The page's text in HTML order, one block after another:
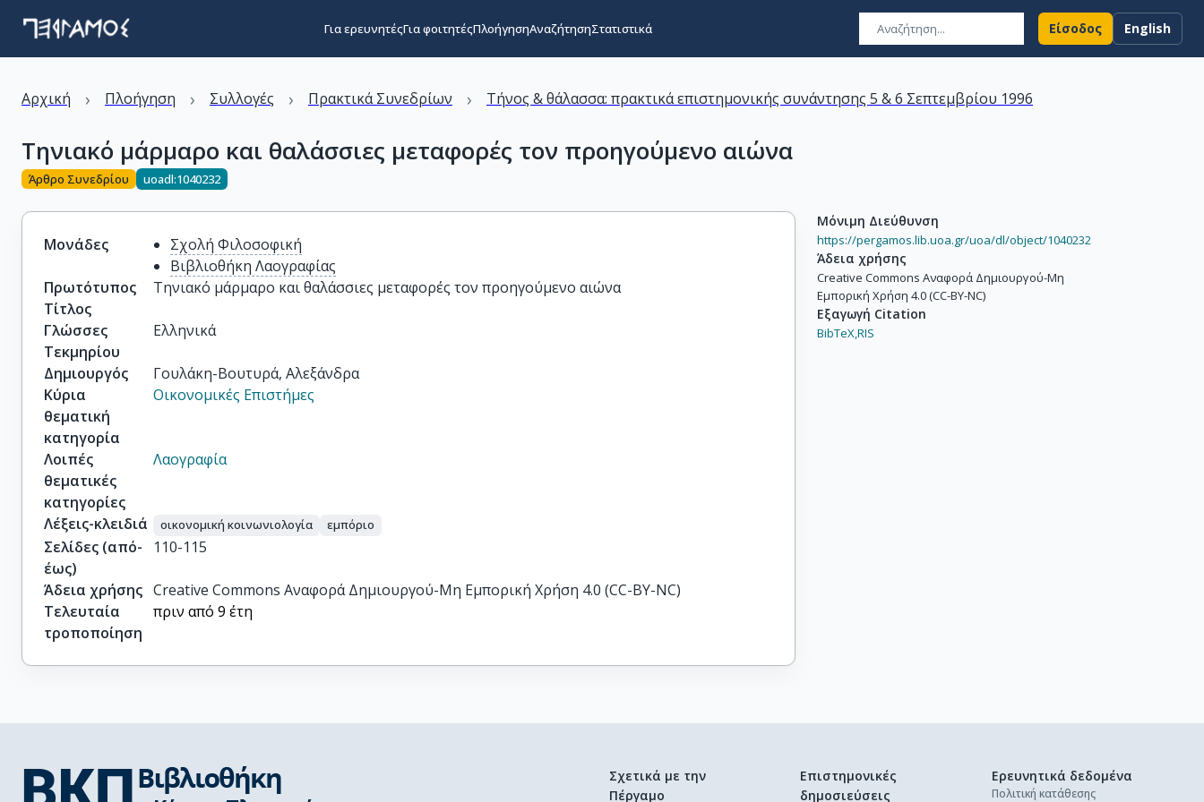
Για ερευνητέςΓια φοιτητέςΠλοήγησηΑναζήτησηΣτατιστικά Είσοδος English
Αρχική › Πλοήγηση › Συλλογές › Πρακτικά Συνεδρίων › Τήνος & θάλασσα: πρακτικά επιστημονικής συνάντησης 5 & 6 Σεπτεμβρίου 1996
Τηνιακό μάρμαρο και θαλάσσιες μεταφορές τον προηγούμενο αιώνα
Άρθρο Συνεδρίου uoadl:1040232
Μονάδες
Σχολή Φιλοσοφική
Βιβλιοθήκη Λαογραφίας
Πρωτότυπος
Τίτλος
Τηνιακό μάρμαρο και θαλάσσιες μεταφορές τον προηγούμενο αιώνα
Γλώσσες
Τεκμηρίου
Ελληνικά
Δημιουργός
Γουλάκη-Βουτυρά, Αλεξάνδρα
Κύρια
θεματική
κατηγορία
Οικονομικές Επιστήμες
Λοιπές
θεματικές
κατηγορίες
Λαογραφία
Λέξεις-κλειδιά οικονομική κοινωνιολογία εμπόριο
Σελίδες (από-
έως)
110-115
Άδεια χρήσης Creative Commons Αναφορά Δημιουργού-Μη Εμπορική Χρήση 4.0 (CC-BY-NC)
Τελευταία
τροποποίηση
πριν από 9 έτη
Μόνιμη Διεύθυνση
https://pergamos.lib.uoa.gr/uoa/dl/object/1040232
Άδεια χρήσης
Creative Commons Αναφορά Δημιουργού-Μη
Εμπορική Χρήση 4.0 (CC-BY-NC)
Εξαγωγή Citation
BibTeX,RIS
Σχετικά με την
Πέργαμο
Επιστημονικές
δημοσιεύσεις
Ερευνητικά δεδομένα
Πολιτική κατάθεσης